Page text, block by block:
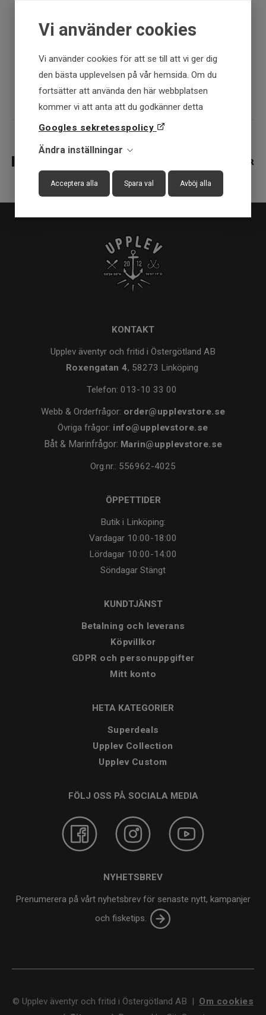
Vi använder cookies
Vi använder cookies för att se till att vi ger dig
den bästa upplevelsen på vår hemsida. Om du
fortsätter att använda den här webbplatsen
kommer vi att anta att du godkänner detta
Googles sekretesspolicy
Ändra inställningar
Acceptera alla Spara val Avböj alla
Fysisk butik
KONTAKT
Upplev äventyr och fritid i Östergötland AB
Roxengatan 4, 58273 Linköping
Telefon: 013-10 33 00
Webb & Orderfrågor: order@upplevstore.se
Övriga frågor: info@upplevstore.se
Båt & Marinfrågor: Marin@upplevstore.se
Org.nr.: 556962-4025
ÖPPETTIDER
Butik i Linköping:
Vardagar 10:00-18:00
Lördagar 10:00-14:00
Söndagar Stängt
KUNDTJÄNST
Betalning och leverans
Köpvillkor
GDPR och personuppgifter
Mitt konto
HETA KATEGORIER
Superdeals
Upplev Collection
Upplev Custom
FÖLJ OSS PÅ SOCIALA MEDIA
NYHETSBREV
Prenumerera på vårt nyhetsbrev för senaste nytt, kampanjer
och fisketips.
© Upplev äventyr och fritid i Östergötland AB | Om cookies